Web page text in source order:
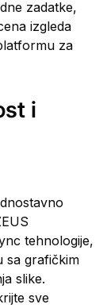
zadatke,
izgleda
za
i
tehnologije,
sa grafičkim
slike.
sve